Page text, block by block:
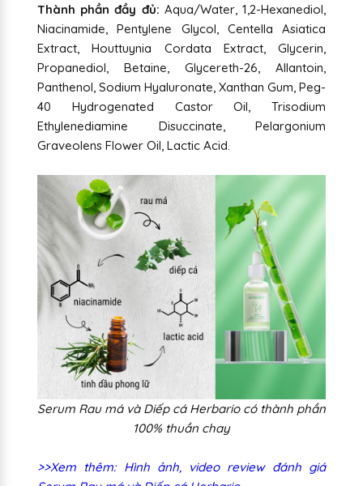
Thành phần đầy đủ: Aqua/Water, 1,2-Hexanediol,
Niacinamide, Pentylene Glycol, Centella Asiatica
Extract, Houttuynia Cordata Extract, Glycerin,
Propanediol, Betaine, Glycereth-26, Allantoin,
Panthenol, Sodium Hyaluronate, Xanthan Gum, Peg-
40 Hydrogenated Castor Oil, Trisodium
Ethylenediamine Disuccinate, Pelargonium
Graveolens Flower Oil, Lactic Acid.
Serum Rau má và Diếp cá Herbario có thành phần
100% thuần chay
>>Xem thêm: Hình ảnh, video review đánh giá